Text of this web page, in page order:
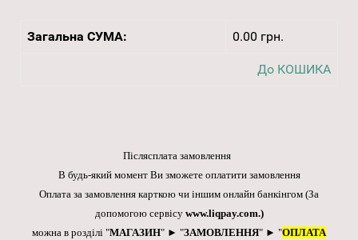
Загальна СУМА: 0.00 грн.
До КОШИКА
Післясплата замовлення
В будь-який момент Ви зможете оплатити замовлення
Оплата за замовлення карткою чи іншим онлайн банкінгом (За
допомогою сервісу www.liqpay.com.)
можна в розділі "МАГАЗИН" ► "ЗАМОВЛЕННЯ" ► "ОПЛАТА